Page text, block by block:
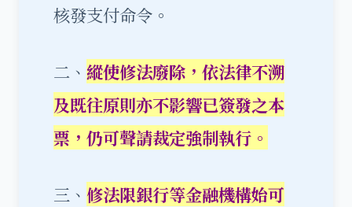
核發支付命令。
二、 縱使修法廢除，依法律不溯
及既往原則亦不影響已簽發之本
票，仍可聲請裁定強制執行。
三、 修法限銀行等金融機構始可